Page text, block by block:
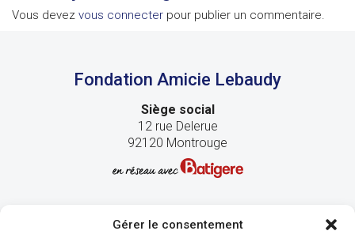
Gérer le consentement
Vous devez vous connecter pour publier un commentaire.
Fondation Amicie Lebaudy
Siège social
12 rue Delerue
92120 Montrouge